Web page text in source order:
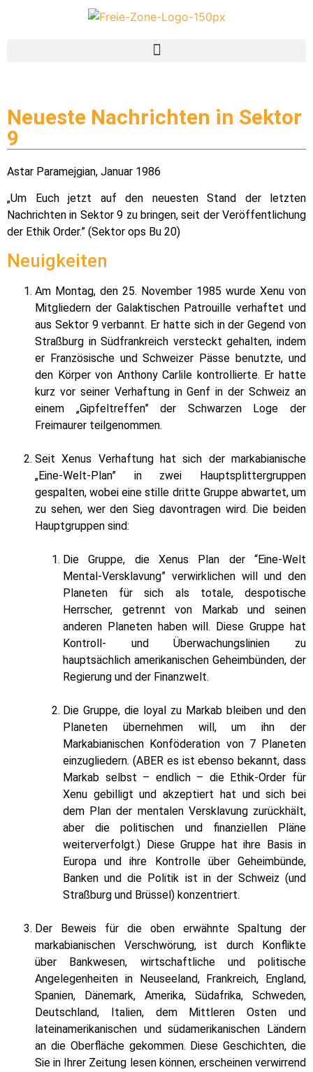
Neueste Nachrichten in Sektor
9
Astar Paramejgian, Januar 1986
„Um Euch jetzt auf den neuesten Stand der letzten
Nachrichten in Sektor 9 zu bringen, seit der Veröffentlichung
der Ethik Order.” (Sektor ops Bu 20)
Neuigkeiten
Am Montag, den 25. November 1985 wurde Xenu von
Mitgliedern der Galaktischen Patrouille verhaftet und
aus Sektor 9 verbannt. Er hatte sich in der Gegend von
Straßburg in Südfrankreich versteckt gehalten, indem
er Französische und Schweizer Pässe benutzte, und
den Körper von Anthony Carlile kontrollierte. Er hatte
kurz vor seiner Verhaftung in Genf in der Schweiz an
einem „Gipfeltreffen” der Schwarzen Loge der
Freimaurer teilgenommen.
Seit Xenus Verhaftung hat sich der markabianische
„Eine-Welt-Plan” in zwei Hauptsplittergruppen
gespalten, wobei eine stille dritte Gruppe abwartet, um
zu sehen, wer den Sieg davontragen wird. Die beiden
Hauptgruppen sind:
Die Gruppe, die Xenus Plan der “Eine-Welt
Mental-Versklavung” verwirklichen will und den
Planeten für sich als totale, despotische
Herrscher, getrennt von Markab und seinen
anderen Planeten haben will. Diese Gruppe hat
Kontroll- und Überwachungslinien zu
hauptsächlich amerikanischen Geheimbünden, der
Regierung und der Finanzwelt.
Die Gruppe, die loyal zu Markab bleiben und den
Planeten übernehmen will, um ihn der
Markabianischen Konföderation von 7 Planeten
einzugliedern. (ABER es ist ebenso bekannt, dass
Markab selbst – endlich – die Ethik-Order für
Xenu gebilligt und akzeptiert hat und sich bei
dem Plan der mentalen Versklavung zurückhält,
aber die politischen und finanziellen Pläne
weiterverfolgt.) Diese Gruppe hat ihre Basis in
Europa und ihre Kontrolle über Geheimbünde,
Banken und die Politik ist in der Schweiz (und
Straßburg und Brüssel) konzentriert.
Der Beweis für die oben erwähnte Spaltung der
markabianischen Verschwörung, ist durch Konflikte
über Bankwesen, wirtschaftliche und politische
Angelegenheiten in Neuseeland, Frankreich, England,
Spanien, Dänemark, Amerika, Südafrika, Schweden,
Deutschland, Italien, dem Mittleren Osten und
lateinamerikanischen und südamerikanischen Ländern
an die Oberfläche gekommen. Diese Geschichten, die
Sie in Ihrer Zeitung lesen können, erscheinen verwirrend